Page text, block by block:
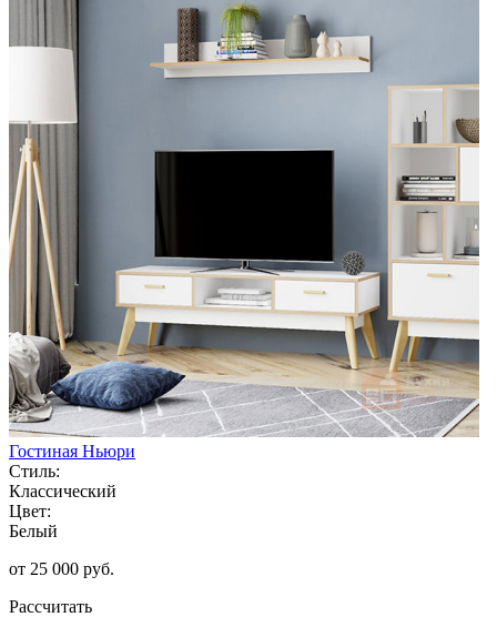
Гостиная Ньюри
Стиль:
Классический
Цвет:
Белый
от 25 000 руб.
Рассчитать